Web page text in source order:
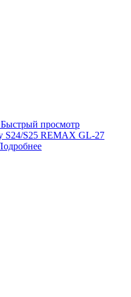
Быстрый просмотр
S24/S25 REMAX GL-27